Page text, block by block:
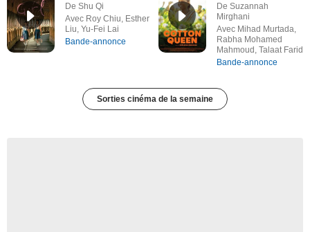
De Shu Qi
Avec Roy Chiu, Esther
Liu, Yu-Fei Lai
Bande-annonce
De Suzannah
Mirghani
Avec Mihad Murtada,
Rabha Mohamed
Mahmoud, Talaat Farid
Bande-annonce
Sorties cinéma de la semaine